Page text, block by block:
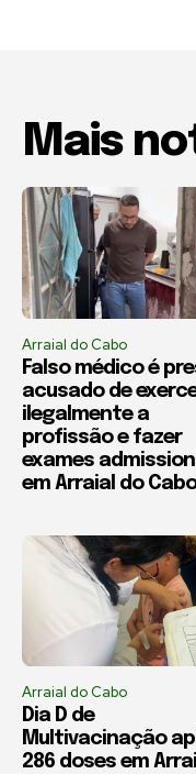
Mais
Arraial do Cabo
Falso médico é
acusado de
ilegalmente a
profissão e fazer
exames
em Arraial do Cabo
Arraial do Cabo
Dia D de
Multivacinação
286 doses em